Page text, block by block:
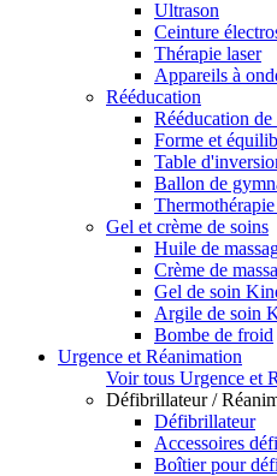
Ultrason
Ceinture
Thérapie laser
Appareils à
Rééducation
Rééducation de
Forme et
Table
Ballon de
Gel et crème de soins
Huile de
Crème de
Gel de soin
Argile de soin
Bombe de froid
Urgence et Réanimation
Voir tous Urgence et
Défibrillateur /
Défibrillateur
Accessoires
Boîtier pour